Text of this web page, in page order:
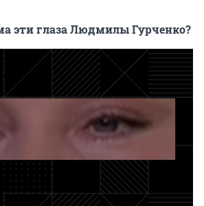
эти глаза Людмилы Гурченко?